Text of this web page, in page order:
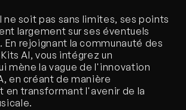
ne soit pas sans limites, ses points
largement sur ses éventuels
En rejoignant la communauté des
AI, vous intégrez un
mène la vague de l'innovation
en créant de manière
en transformant l'avenir de la